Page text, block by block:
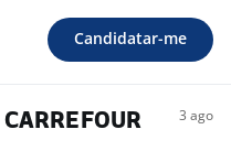
Candidatar-me
3 ago